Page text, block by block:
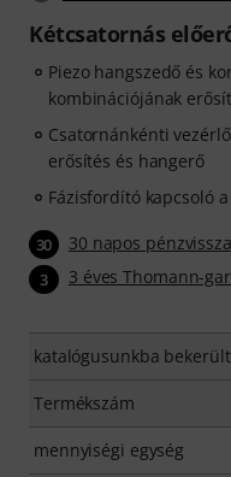
Kétcsatornás
Piezo hangszedő és
kombinációjának
Csatornánkénti
erősítés és hangerő
Fázisfordító kapcsoló
30 30 napos
3 3 éves Thomann-
katalógusunkba
Termékszám
mennyiségi egység